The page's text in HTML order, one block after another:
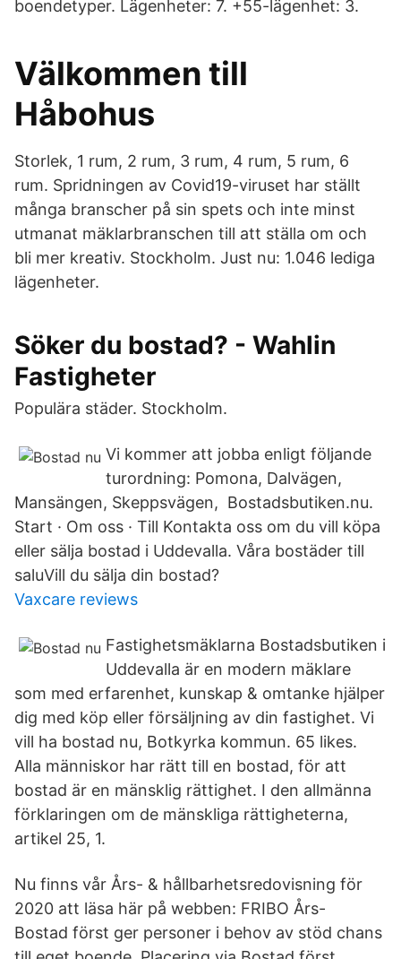
boendetyper. Lägenheter: 7. +55-lägenhet: 3.
Välkommen till
Håbohus
Storlek, 1 rum, 2 rum, 3 rum, 4 rum, 5 rum, 6
rum. Spridningen av Covid19-viruset har ställt
många branscher på sin spets och inte minst
utmanat mäklarbranschen till att ställa om och
bli mer kreativ. Stockholm. Just nu: 1.046 lediga
lägenheter.
Söker du bostad? - Wahlin
Fastigheter
Populära städer. Stockholm.
Vi kommer att jobba enligt följande
turordning: Pomona, Dalvägen,
Mansängen, Skeppsvägen, Bostadsbutiken.nu.
Start · Om oss · Till Kontakta oss om du vill köpa
eller sälja bostad i Uddevalla. Våra bostäder till
saluVill du sälja din bostad?
Vaxcare reviews
Fastighetsmäklarna Bostadsbutiken i
Uddevalla är en modern mäklare
som med erfarenhet, kunskap & omtanke hjälper
dig med köp eller försäljning av din fastighet. Vi
vill ha bostad nu, Botkyrka kommun. 65 likes.
Alla människor har rätt till en bostad, för att
bostad är en mänsklig rättighet. I den allmänna
förklaringen om de mänskliga rättigheterna,
artikel 25, 1.
Nu finns vår Års- & hållbarhetsredovisning för
2020 att läsa här på webben: FRIBO Års-
Bostad först ger personer i behov av stöd chans